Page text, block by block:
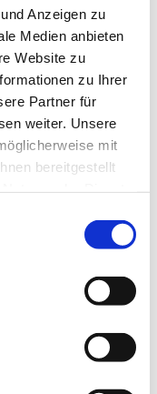
Anzeigen zu
Medien anbieten
Website zu
zu Ihrer
Partner für
weiter. Unsere
mit
bereitgestellt
Tel.